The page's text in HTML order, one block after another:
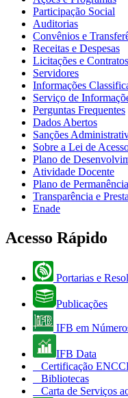
Participação Social
Auditorias
Convênios e
Receitas e Despesas
Licitações e Contratos
Servidores
Informações
Serviço de
Perguntas Frequentes
Dados Abertos
Sanções
Sobre a Lei de
Plano de
Atividade Docente
Plano de
Transparência e
Enade
Acesso Rápido
Portarias e
Publicações
IFB em
IFB Data
Certificação
Bibliotecas
Carta de Serviços